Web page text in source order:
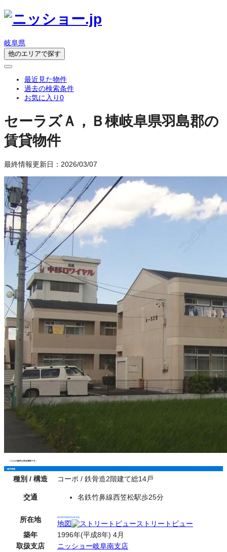
岐阜県
他のエリアで探す
最近見た物件
過去の検索条件
お気に入り0
セーラズＡ，Ｂ棟岐阜県羽島郡の
賃貸物件
最終情報更新日：2026/03/07
こちらの物件は現在満室です。
物件情報
種別 / 構造 コーポ / 鉄骨造2階建て総14戸
交通 名鉄竹鼻線西笠松駅歩25分
所在地 岐阜県羽島郡笠松町長池
地図
ストリートビュー
築年
1996年(平成8年) 4月
取扱支店
ニッショー岐阜南支店